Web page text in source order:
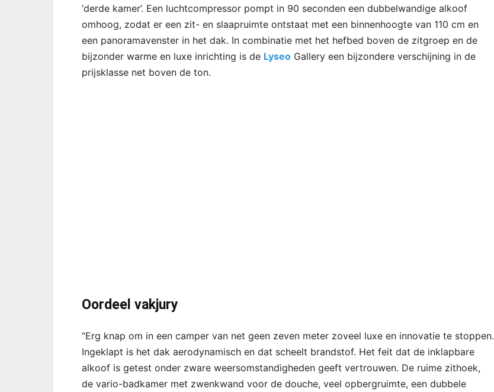
‘derde kamer’. Een luchtcompressor pompt in 90 seconden een dubbelwandige alkoof
omhoog, zodat er een zit- en slaapruimte ontstaat met een binnenhoogte van 110 cm en
een panoramavenster in het dak. In combinatie met het hefbed boven de zitgroep en de
bijzonder warme en luxe inrichting is de Lyseo Gallery een bijzondere verschijning in de
prijsklasse net boven de ton.
Oordeel vakjury
“Erg knap om in een camper van net geen zeven meter zoveel luxe en innovatie te stoppen.
Ingeklapt is het dak aerodynamisch en dat scheelt brandstof. Het feit dat de inklapbare
alkoof is getest onder zware weersomstandigheden geeft vertrouwen. De ruime zithoek,
de vario-badkamer met zwenkwand voor de douche, veel opbergruimte, een dubbele